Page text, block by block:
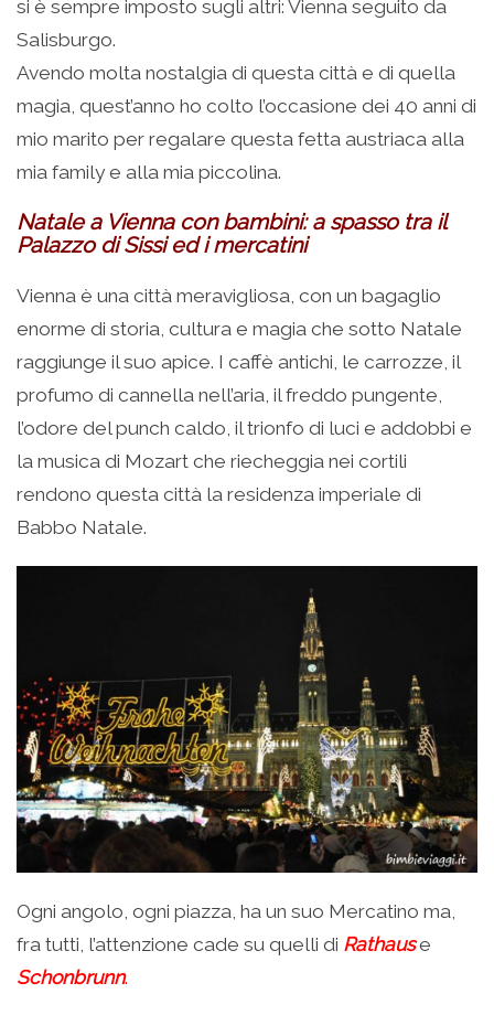
si è sempre imposto sugli altri: Vienna seguito da
Salisburgo.
Avendo molta nostalgia di questa città e di quella
magia, quest’anno ho colto l’occasione dei 40 anni di
mio marito per regalare questa fetta austriaca alla
mia family e alla mia piccolina.
Natale a Vienna con bambini: a spasso tra il
Palazzo di Sissi ed i mercatini
Vienna è una città meravigliosa, con un bagaglio
enorme di storia, cultura e magia che sotto Natale
raggiunge il suo apice. I caffè antichi, le carrozze, il
profumo di cannella nell’aria, il freddo pungente,
l’odore del punch caldo, il trionfo di luci e addobbi e
la musica di Mozart che riecheggia nei cortili
rendono questa città la residenza imperiale di
Babbo Natale.
Ogni angolo, ogni piazza, ha un suo Mercatino ma,
fra tutti, l’attenzione cade su quelli di Rathaus e
Schonbrunn.